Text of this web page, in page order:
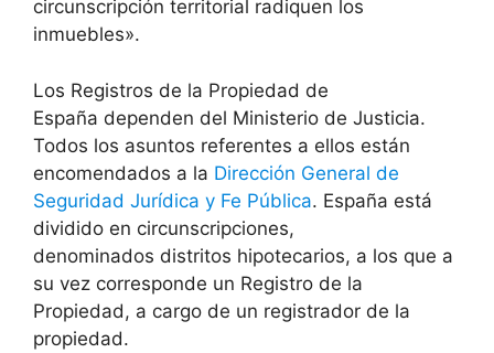
circunscripción territorial radiquen los
inmuebles».
Los Registros de la Propiedad de
España dependen del Ministerio de Justicia.
Todos los asuntos referentes a ellos están
encomendados a la Dirección General de
Seguridad Jurídica y Fe Pública. España está
dividido en circunscripciones,
denominados distritos hipotecarios, a los que a
su vez corresponde un Registro de la
Propiedad, a cargo de un registrador de la
propiedad.